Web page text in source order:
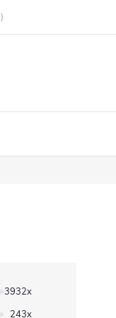
Szerződési Feltételek
3932x
243x